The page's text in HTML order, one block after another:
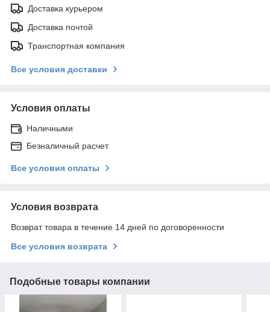
Доставка курьером
Доставка почтой
Транспортная компания
Все условия доставки
Условия оплаты
Наличными
Безналичный расчет
Все условия оплаты
Условия возврата
Возврат товара в течение 14 дней по договоренности
Все условия возврата
Подобные товары компании